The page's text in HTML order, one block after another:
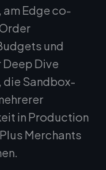
Edge co-
und
Dive
Sandbox-
in Production
Merchants